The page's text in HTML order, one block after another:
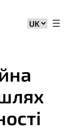
Вибрати